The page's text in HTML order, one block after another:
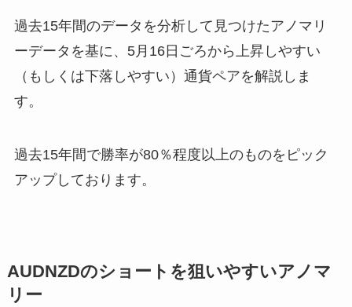
過去15年間のデータを分析して見つけたアノマリ
ーデータを基に、5月16日ごろから上昇しやすい
（もしくは下落しやすい）通貨ペアを解説しま
す。
過去15年間で勝率が80％程度以上のものをピック
アップしております。
AUDNZDのショートを狙いやすいアノマ
リー